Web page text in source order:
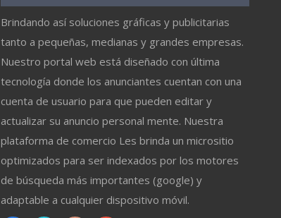
Brindando así soluciones gráficas y publicitarias
tanto a pequeñas, medianas y grandes empresas.
Nuestro portal web está diseñado con última
tecnología donde los anunciantes cuentan con una
cuenta de usuario para que pueden editar y
actualizar su anuncio personal mente. Nuestra
plataforma de comercio Les brinda un micrositio
optimizados para ser indexados por los motores
de búsqueda más importantes (google) y
adaptable a cualquier dispositivo móvil.